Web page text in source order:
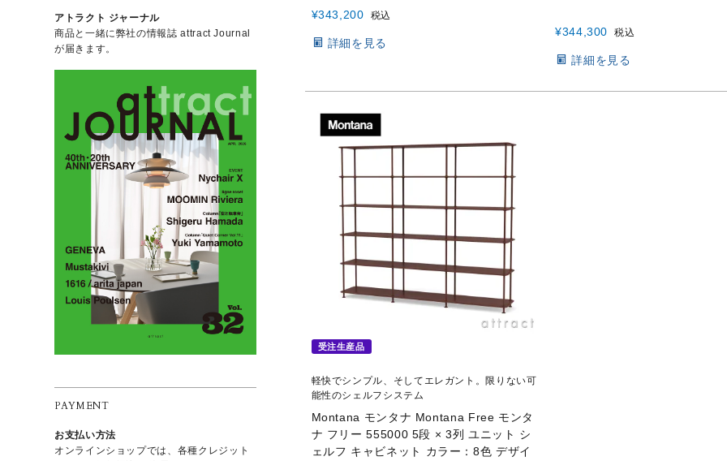
アトラクト ジャーナル
商品と一緒に弊社の情報誌 attract Journal
が届きます。
PAYMENT
お支払い方法
オンラインショップでは、各種クレジット
¥343,200 税込
詳細を見る
¥344,300 税込
詳細を見る
受注生産品
軽快でシンプル、そしてエレガント。限りない可
能性のシェルフシステム
Montana モンタナ Montana Free モンタ
ナ フリー 555000 5段 × 3列 ユニット シ
ェルフ キャビネット カラー：8色 デザイ